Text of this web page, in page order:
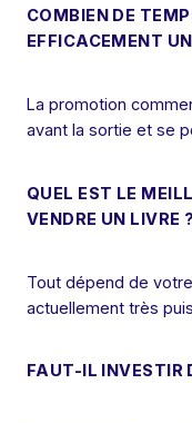
COMBIEN DE
EFFICACEMENT
La promotion
avant la sortie et se
QUEL EST LE
VENDRE UN LIVRE ?
Tout dépend de
actuellement très
FAUT-IL INVESTIR